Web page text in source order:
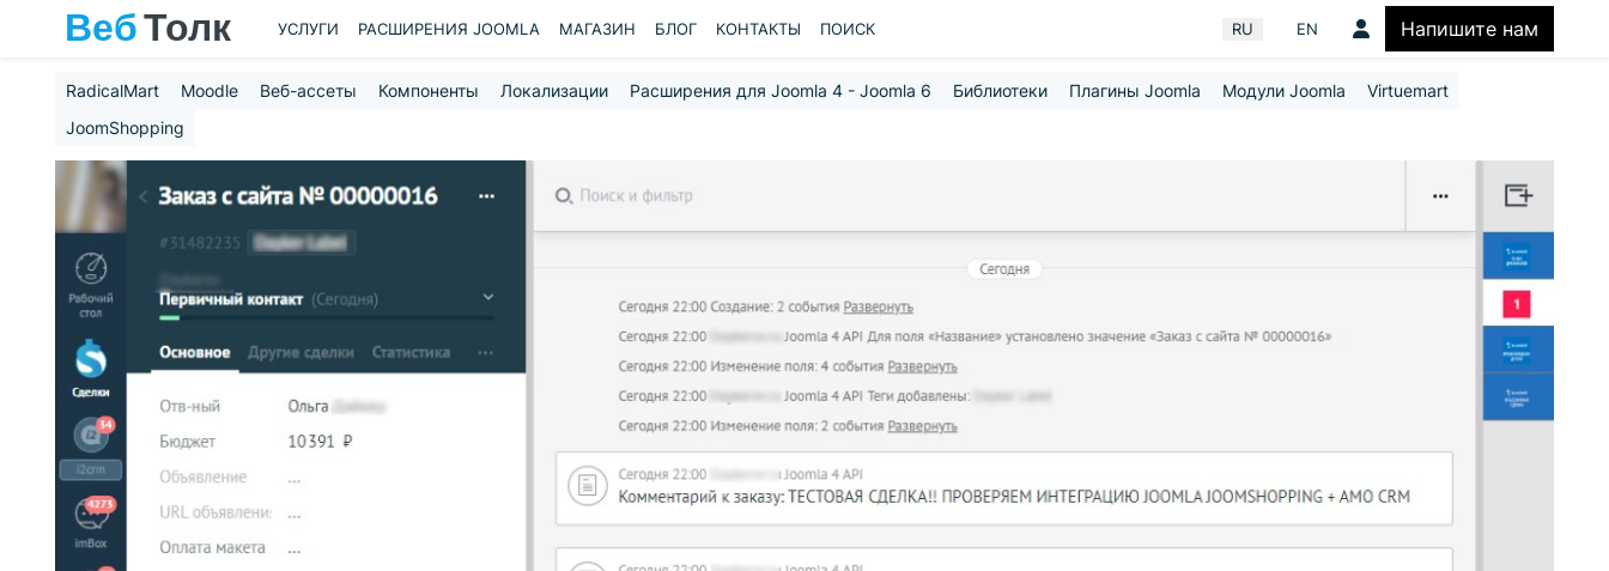
УСЛУГИ РАСШИРЕНИЯ JOOMLA МАГАЗИН БЛОГ КОНТАКТЫ ПОИСК Выберите язык
RU EN Напишите нам
RadicalMart Moodle Веб-ассеты Компоненты Локализации Расширения для Joomla 4 - Joomla 6 Библиотеки Плагины Joomla Модули Joomla
Virtuemart
JoomShopping